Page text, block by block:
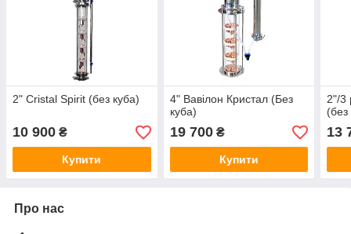
2" Cristal Spirit (без куба)
10 900 ₴
Купити
4" Вавілон Кристал (Без
куба)
19 700₴
Купити
2"/3
(без
13
Про нас